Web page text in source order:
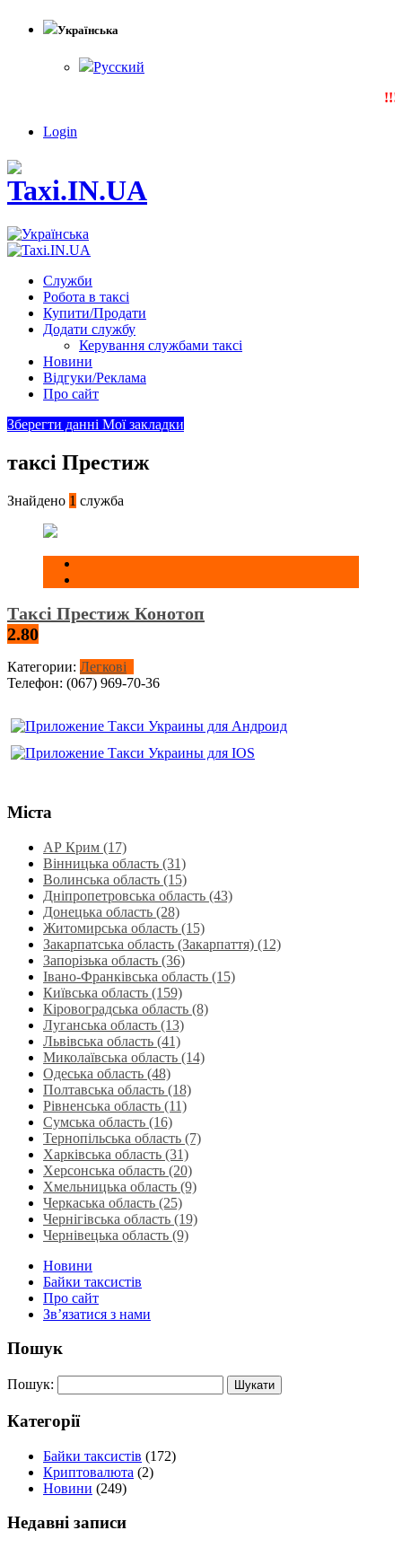
Українська
Русский
Login
Служби
Робота в таксі
Купити/Продати
Додати службу
Керування службами таксі
Новини
Відгуки/Реклама
Про сайт
Зберегти данні Мої закладки
таксі Престиж
Знайдено 1 служба
Таксі Престиж Конотоп
2.80
Категории: Легкові
Телефон: (067) 969-70-36
Міста
АР Крим (17)
Вінницька область (31)
Волинська область‎ (15)
Дніпропетровська область‎ (43)
Донецька область (28)
Житомирська область (15)
Закарпатська область (Закарпаття) (12)
Запорізька область (36)
Івано-Франківська область (15)
Київська область (159)
Кіровоградська область (8)
Луганська область‎ (13)
Львівська область‎ (41)
Миколаївська область‎ (14)
Одеська область‎ (48)
Полтавська область (18)
Рівненська область‎ (11)
Сумська область‎ (16)
Тернопільська область‎ (7)
Харківська область‎ (31)
Херсонська область‎ (20)
Хмельницька область‎ (9)
Черкаська область‎ (25)
Чернігівська область (19)
Чернівецька область (9)
Новини
Байки таксистів
Про сайт
Зв’язатися з нами
Пошук
Пошук:
Категорії
Байки таксистів (172)
Криптовалюта (2)
Новини (249)
Недавні записи